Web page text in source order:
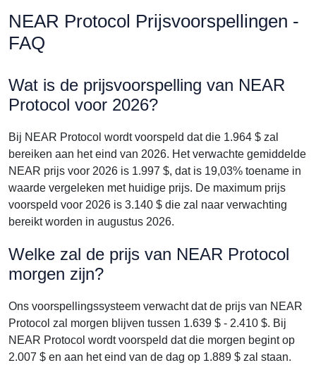
NEAR Protocol Prijsvoorspellingen -
FAQ
Wat is de prijsvoorspelling van NEAR
Protocol voor 2026?
Bij NEAR Protocol wordt voorspeld dat die 1.964 $ zal
bereiken aan het eind van 2026. Het verwachte gemiddelde
NEAR prijs voor 2026 is 1.997 $, dat is 19,03% toename in
waarde vergeleken met huidige prijs. De maximum prijs
voorspeld voor 2026 is 3.140 $ die zal naar verwachting
bereikt worden in augustus 2026.
Welke zal de prijs van NEAR Protocol
morgen zijn?
Ons voorspellingssysteem verwacht dat de prijs van NEAR
Protocol zal morgen blijven tussen 1.639 $ - 2.410 $. Bij
NEAR Protocol wordt voorspeld dat die morgen begint op
2.007 $ en aan het eind van de dag op 1.889 $ zal staan.